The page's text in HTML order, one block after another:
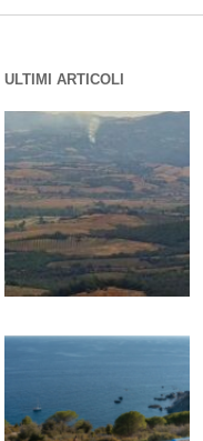
ULTIMI ARTICOLI